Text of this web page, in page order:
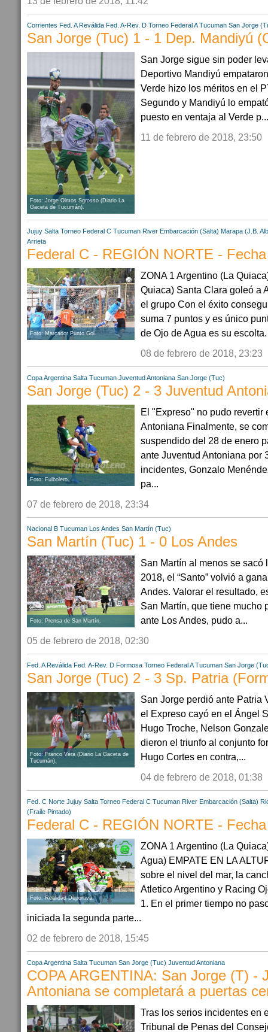
Corrientes Fed. A Reválida Fed. A-Rev. D Torneo Federal A Tucuman San Jorge
San Jorge (Tuc) 1 - 1 Dep. Mandiyú
Foto: Jorge Olmos Sgrosso (Diario La
Gaceta de Tucumán).
San Jorge sigue sin poder
Deportivo Mandiyú
Verde hizo los méritos en el
Segundo y Mandiyú lo
puesto en ventaja al Verde p...
11 de febrero de 2018, 23:50
Jujuy Salta Torneo Federal C Tucuman River Embarcación (Salta) Marapa (J.B.
Arrieta
Federal C - REGIÓN NORTE -
Foto: Marcador Punto Gol.
ZONA 1 Argentino (La
Quiaca) Santa Clara goleó a
el grupo Con el éxito
suma 7 puntos y es único
de Ojo de Agua es su escolta.
08 de febrero de 2018, 23:23
Copa Argentina Salta Tucuman Juventud Antoniana San Jorge (Tuc)
San Jorge (Tuc) 2 - 3 Juventud
Foto: Fulbolero.
El "Expreso" no pudo revertir
Antoniana Finalmente, se
suspendido del 28 de enero
ante Juventud Antoniana por
incidentes, Gonzalo
pa...
07 de febrero de 2018, 23:34
Nacional B Tucuman Los Andes San Martín (Tuc)
San Martín (Tuc) 1 - 0 Los Andes
Foto: Prensa de San Martín.
San Martín al menos se sacó
2018, el “Santo” volvió a
Andes. Valorar el resultado,
San Martín, que tiene mucho
ante Los Andes, pudo a...
05 de febrero de 2018, 02:30
Fed. A Reválida Fed. A-Rev. D Formosa Torneo Federal A Tucuman San Jorge
San Jorge (Tuc) 2 - 3 Sp. Patria
Foto: Franco Vera (Diario La Gaceta de
Tucumán).
San Jorge perdió ante Patria
el Expreso cayó en el Ángel
Hugo Troche, Nelson
dieron el triunfo al conjunto
Hugo Cortes en contra,...
04 de febrero de 2018, 01:38
Fed. C Norte Jujuy Salta Torneo Federal C Tucuman River Embarcación (Salta)
(Fraile Pintado)
Federal C - REGIÓN NORTE -
Foto: Realidad Deportiva.
ZONA 1 Argentino (La
Agua) EMPATE EN LA
sobre el nivel del mar, la
Atletico Argentino y Racing
1. En el primer tiempo no
iniciada la segunda parte...
02 de febrero de 2018, 15:45
Copa Argentina Salta Tucuman San Jorge (Tuc) Juventud Antoniana
COPA ARGENTINA: San Jorge (T) -
Antoniana se completará a puertas
Tras los serios incidentes en
Tribunal de Penas del